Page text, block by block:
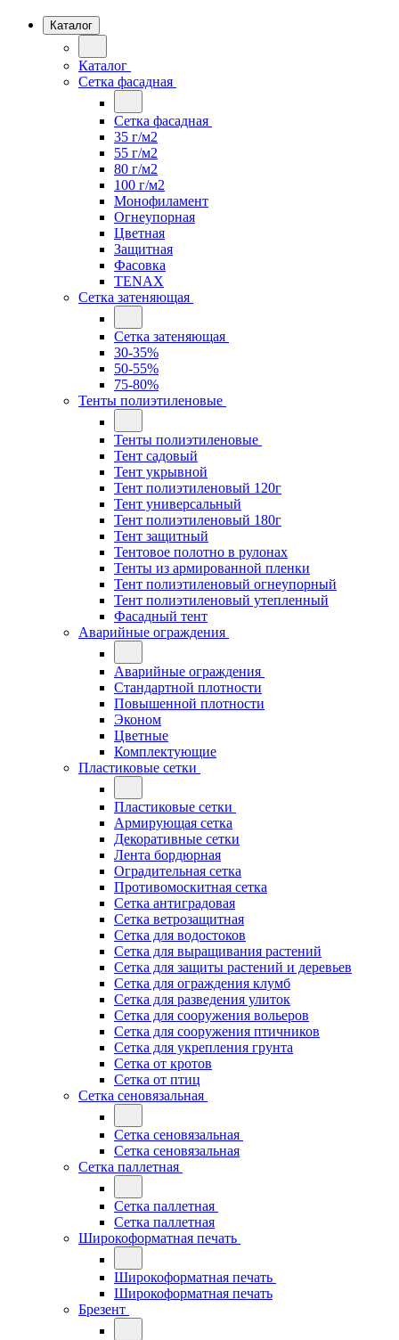
Каталог
Каталог
Сетка фасадная
Сетка фасадная
35 г/м2
55 г/м2
80 г/м2
100 г/м2
Монофиламент
Огнеупорная
Цветная
Защитная
Фасовка
TENAX
Сетка затеняющая
Сетка затеняющая
30-35%
50-55%
75-80%
Тенты полиэтиленовые
Тенты полиэтиленовые
Тент садовый
Тент укрывной
Тент полиэтиленовый 120г
Тент универсальный
Тент полиэтиленовый 180г
Тент защитный
Тентовое полотно в рулонах
Тенты из армированной пленки
Тент полиэтиленовый огнеупорный
Тент полиэтиленовый утепленный
Фасадный тент
Аварийные ограждения
Аварийные ограждения
Стандартной плотности
Повышенной плотности
Эконом
Цветные
Комплектующие
Пластиковые сетки
Пластиковые сетки
Армирующая сетка
Декоративные сетки
Лента бордюрная
Оградительная сетка
Противомоскитная сетка
Сетка антиградовая
Сетка ветрозащитная
Сетка для водостоков
Сетка для выращивания растений
Сетка для защиты растений и деревьев
Сетка для ограждения клумб
Сетка для разведения улиток
Сетка для сооружения вольеров
Сетка для сооружения птичников
Сетка для укрепления грунта
Сетка от кротов
Сетка от птиц
Сетка сеновязальная
Сетка сеновязальная
Сетка сеновязальная
Сетка паллетная
Сетка паллетная
Сетка паллетная
Широкоформатная печать
Широкоформатная печать
Широкоформатная печать
Брезент